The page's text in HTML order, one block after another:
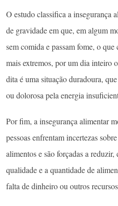
O estudo classifica a insegurança
de gravidade em que, em algum
sem comida e passam fome, o que
mais extremos, por um dia inteiro
dita é uma situação duradoura,
ou dolorosa pela energia
Por fim, a insegurança alimentar
pessoas enfrentam incertezas
alimentos e são forçadas a
qualidade e a quantidade de
falta de dinheiro ou outros